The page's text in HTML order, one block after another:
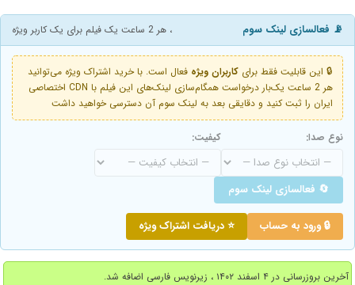
📡 فعالسازی لینک سوم ، هر 2 ساعت یک فیلم برای یک کاربر ویژه
🔒 این قابلیت فقط برای کاربران ویژه فعال است. با خرید اشتراک ویژه می‌توانید
هر 2 ساعت یک‌بار درخواست همگام‌سازی لینک‌های این فیلم با CDN اختصاصی
ایران را ثبت کنید و دقایقی بعد به لینک سوم آن دسترسی خواهید داشت
نوع صدا: کیفیت:
🔄 فعالسازی لینک سوم
🔒 ورود به حساب ⭐ دریافت اشتراک ویژه
آخرین بروزرسانی در ۴ اسفند ۱۴۰۲ ، زیرنویس فارسی اضافه شد.